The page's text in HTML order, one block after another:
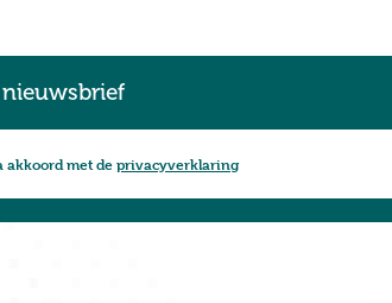
akkoord met deprivacyverklaring